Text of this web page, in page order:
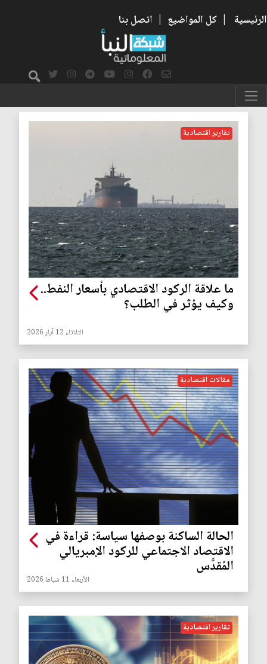
الرئيسية | كل المواضيع | اتصل بنا
الركود الاقتصادي
تقارير اقتصادية
ما علاقة الركود الاقتصادي بأسعار النفط..
وكيف يؤثر في الطلب؟
الثلاثاء 12 آيار 2026
مقالات اقتصادية
الحالة الساكنة بوصفها سياسة: قراءة في
الاقتصاد الاجتماعي للركود الإمبريالي
المُقدَّس
الأربعاء 11 شباط 2026
تقارير اقتصادية